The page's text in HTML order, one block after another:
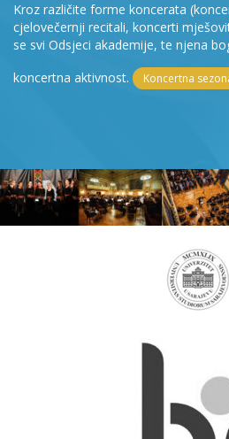
Kroz različite forme koncerata
cjelovečernji recitali, koncerti
se svi Odsjeci akademije, te njena
koncertna aktivnost.
Koncertna